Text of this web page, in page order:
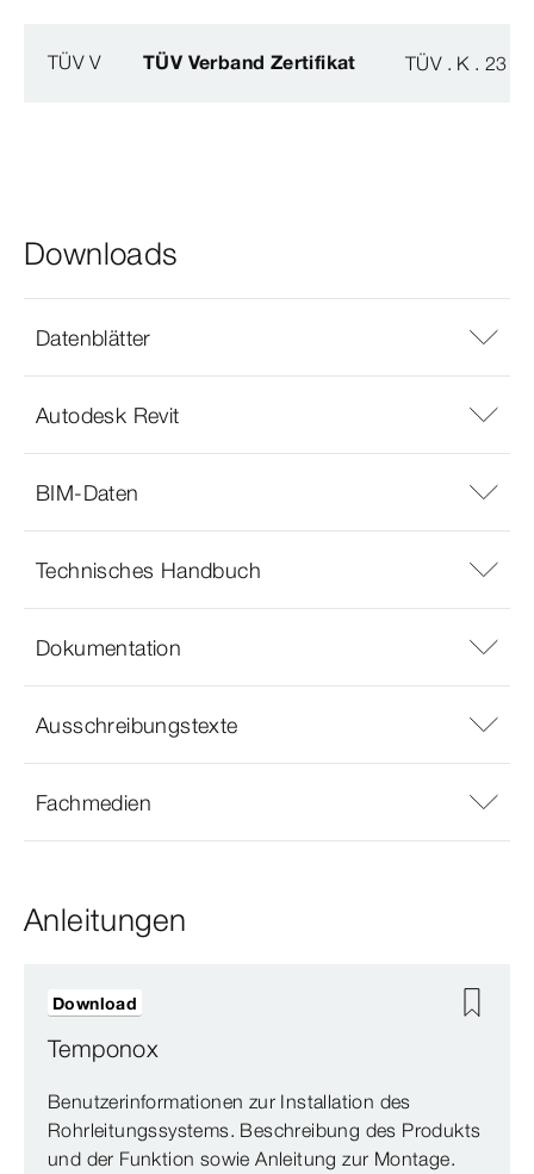
TÜV V TÜV Verband Zertifikat TÜV . K . 23 -
Downloads
Datenblätter
Autodesk Revit
BIM-Daten
Technisches Handbuch
Dokumentation
Ausschreibungstexte
Fachmedien
Anleitungen
Temponox
Benutzerinformationen zur Installation des
Rohrleitungssystems. Beschreibung des Produkts
und der Funktion sowie Anleitung zur Montage.
Download